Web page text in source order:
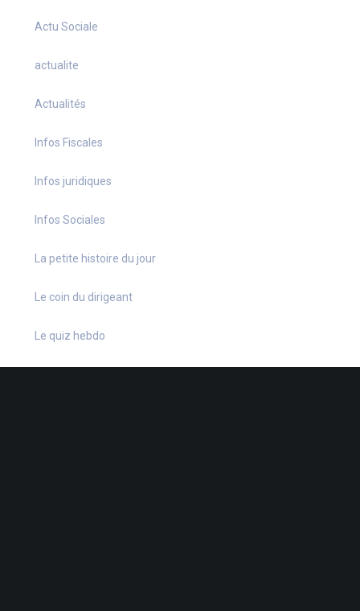
Actu Sociale
actualite
Actualités
Infos Fiscales
Infos juridiques
Infos Sociales
La petite histoire du jour
Le coin du dirigeant
Le quiz hebdo